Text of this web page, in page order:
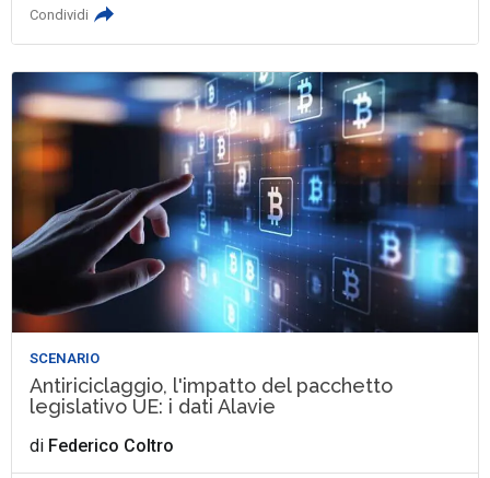
Condividi
SCENARIO
Antiriciclaggio, l'impatto del pacchetto
legislativo UE: i dati Alavie
di Federico Coltro